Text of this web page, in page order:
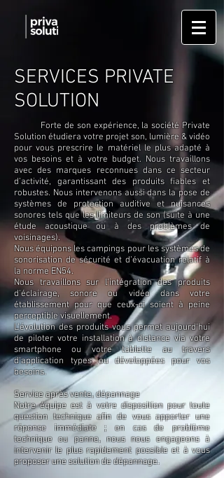
SERVICES PRIVATE
SOLUTION
Forte de son expérience, la société Private
Solution étudiera votre projet son, lumière & vidéo
pour vous prescrire le matériel le plus adapté à
vos besoins et à votre budget. Nous travaillons
avec des marques reconnues dans ce secteur
d’activité, garantissant des produits fiables et
robustes. Nous intervenons aussi dans la pose de
systèmes de protection auditive et nuisances
sonores tels que les limiteurs de son (suite à une
étude acoustique ou à des problèmes de
voisinages).
Nous équipons les campings pour les systèmes de
sonorisation de sécurité et d’évacuation relatif à
la norme EN54.
Nous travaillons sur l'intégration des produits
d'éclairage, sonore ou vidéo dans votre
établissement pour que ceux-ci soient à peine
perceptible visuellement.
L'évolution des produits vous permet aujourd'hui
de piloter votre installation à distance via votre
smartphone ou votre tablette au travers
d'application types ou développées pour vos
besoins.
Service après vente, dépannage
Notre équipe est à votre disposition pour toute
question technique afin de vous apporter une
réponse immédiate ; en cas de problème
technique ou panne, nous nous engageons à
intervenir le plus rapidement possible et à vous
proposer une solution de dépannage.